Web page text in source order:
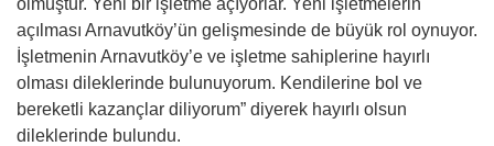
açılması Arnavutköy’ün gelişmesinde de büyük rol oynuyor.
İşletmenin Arnavutköy’e ve işletme sahiplerine hayırlı
olması dileklerinde bulunuyorum. Kendilerine bol ve
bereketli kazançlar diliyorum” diyerek hayırlı olsun
dileklerinde bulundu.